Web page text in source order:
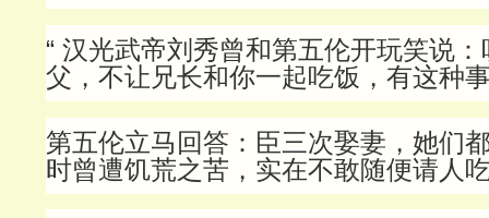
“ 汉光武帝刘秀曾和第五伦开玩笑说
父，不让兄长和你一起吃饭，有这种
第五伦立马回答：臣三次娶妻，她们
时曾遭饥荒之苦，实在不敢随便请人